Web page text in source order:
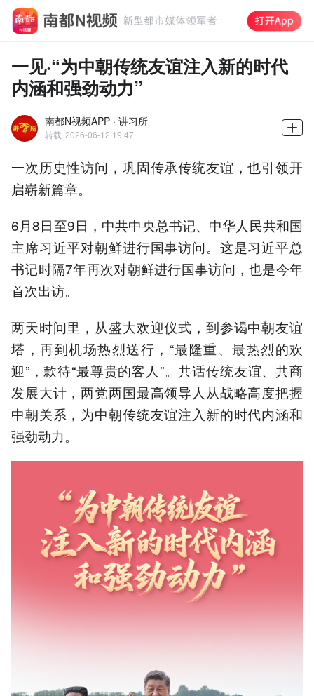
一见·“为中朝传统友谊注入新的时代
内涵和强劲动力”
南都N视频APP · 讲习所
转载 2026-06-12 19:47
一次历史性访问，巩固传承传统友谊，也引领开
启崭新篇章。
6月8日至9日，中共中央总书记、中华人民共和国
主席习近平对朝鲜进行国事访问。这是习近平总
书记时隔7年再次对朝鲜进行国事访问，也是今年
首次出访。
两天时间里，从盛大欢迎仪式，到参谒中朝友谊
塔，再到机场热烈送行，“最隆重、最热烈的欢
迎”，款待“最尊贵的客人”。共话传统友谊、共商
发展大计，两党两国最高领导人从战略高度把握
中朝关系，为中朝传统友谊注入新的时代内涵和
强劲动力。